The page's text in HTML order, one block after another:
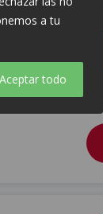
a tu
Aceptar todo